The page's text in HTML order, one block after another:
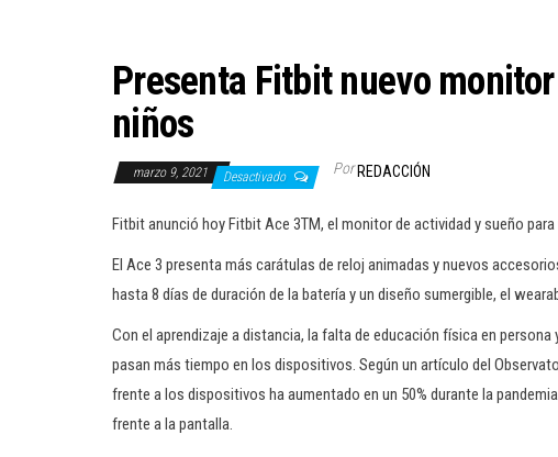
Presenta Fitbit nuevo
niños
marzo 9, 2021 Desactivado Por REDACCIÓN
Fitbit anunció hoy Fitbit Ace 3TM, el monitor de actividad y sueño
El Ace 3 presenta más carátulas de reloj animadas y nuevos
hasta 8 días de duración de la batería y un diseño sumergible, el
Con el aprendizaje a distancia, la falta de educación física en
pasan más tiempo en los dispositivos. Según un artículo del
frente a los dispositivos ha aumentado en un 50% durante la
frente a la pantalla.